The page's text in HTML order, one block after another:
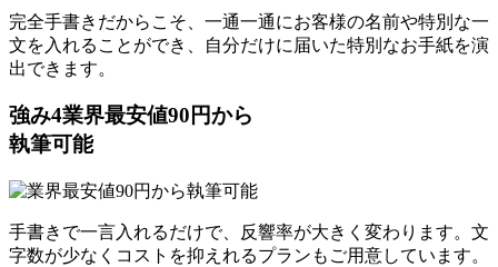
完全手書きだからこそ、一通一通にお客様の名前や特別な一
文を入れることができ、自分だけに届いた特別なお手紙を演
出できます。
強み4業界最安値90円から
執筆可能
手書きで一言入れるだけで、反響率が大きく変わります。文
字数が少なくコストを抑えれるプランもご用意しています。